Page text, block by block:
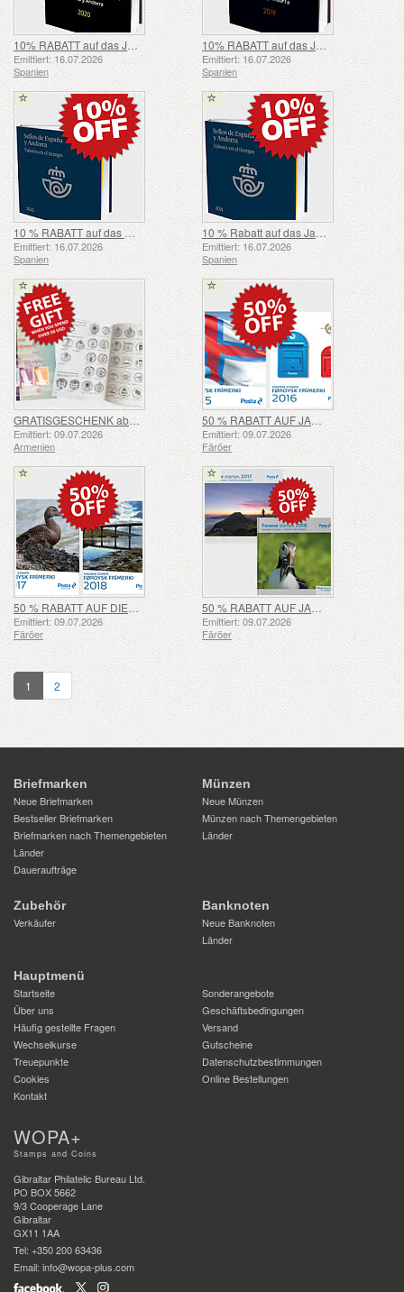
10% RABATT auf das Jahrbuch 2020 - SUMMER OFFER
Emittiert: 16.07.2026
Spanien
10% RABATT auf das Jahrbuch 2019 - SUMMER OFFER
Emittiert: 16.07.2026
Spanien
10 % RABATT auf das Jahrbuch 2022 - SUMMER OFFER
Emittiert: 16.07.2026
Spanien
10 % Rabatt auf das Jahrbuch 2021
Emittiert: 16.07.2026
Spanien
GRATISGESCHENK ab einem Einkaufswert von über 50 $ – SOMMERANGEBOT
Emittiert: 09.07.2026
Armenien
50 % RABATT AUF JAHRESSETS 2015 & 2016 – SOMMERANGEBOT
Emittiert: 09.07.2026
Färöer
50 % RABATT AUF DIE JAHRESSETS 2017 & 2018 – SOMMERANGEBOT
Emittiert: 09.07.2026
Färöer
50 % RABATT AUF JAHRBÜCHER 2017 & 2018 – SOMMERANGEBOT
Emittiert: 09.07.2026
Färöer
1 2
Briefmarken
Neue Briefmarken
Bestseller Briefmarken
Briefmarken nach Themengebieten
Länder
Daueraufträge
Münzen
Neue Münzen
Münzen nach Themengebieten
Länder
Zubehör
Verkäufer
Banknoten
Neue Banknoten
Länder
Hauptmenü
Startseite
Sonderangebote
Über uns
Geschäftsbedingungen
Häufig gestellte Fragen
Versand
Wechselkurse
Gutscheine
Treuepunkte
Datenschutzbestimmungen
Cookies
Online Bestellungen
Kontakt
WOPA+
Stamps and Coins
Gibraltar Philatelic Bureau Ltd.
PO BOX 5662
9/3 Cooperage Lane
Gibraltar
GX11 1AA
Tel: +350 200 63436
Email: info@wopa-plus.com